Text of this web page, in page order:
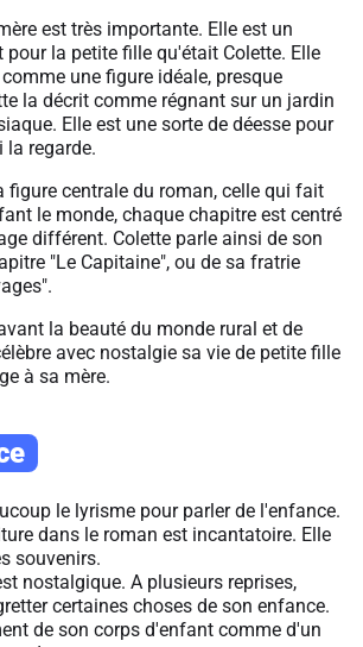
est très importante. Elle est un
pour la petite fille qu'était Colette. Elle
une figure idéale, presque
la décrit comme régnant sur un jardin
Elle est une sorte de déesse pour
la regarde.
figure centrale du roman, celle qui fait
le monde, chaque chapitre est centré
différent. Colette parle ainsi de son
"Le Capitaine", ou de sa fratrie
la beauté du monde rural et de
avec nostalgie sa vie de petite fille
à sa mère.
le lyrisme pour parler de l'enfance.
dans le roman est incantatoire. Elle
souvenirs.
nostalgique. A plusieurs reprises,
certaines choses de son enfance.
de son corps d'enfant comme d'un